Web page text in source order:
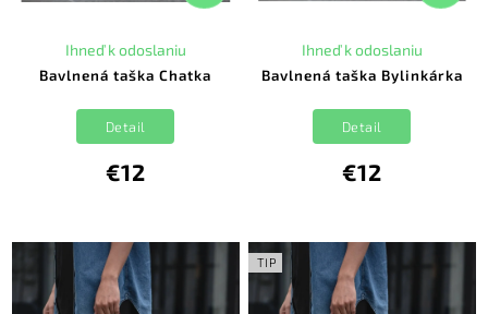
Bavlnená taška Chatka
Ihneď k odoslaniu
€12
Detail
Bavlnená taška Bylinkárka
Ihneď k odoslaniu
€12
Detail
TIP